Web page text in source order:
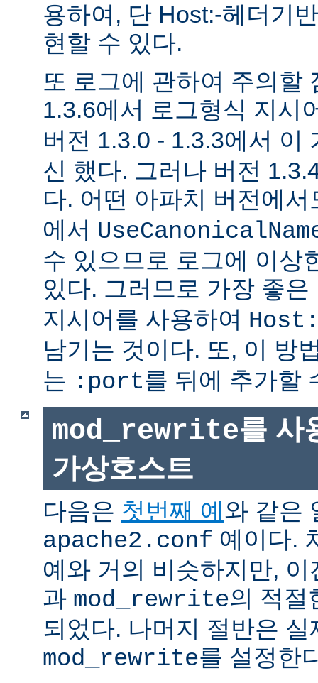
용하여, 단 Host:-헤더기
현할 수 있다.
또 로그에 관하여 주의할
1.3.6에서 로그형식 지시
버전 1.3.0 - 1.3.3에서 이
신 했다. 그러나 버전
다. 어떤 아파치 버전에
에서
수 있으므로 로그에 이상
있다. 그러므로 가장 좋
지시어를 사용하여
남기는 것이다. 또, 이 방
는 :port를 뒤에 추가할
mod_rewrite를 사
가상호스트
다음은 첫번째 예 와 같은
apache2.conf 예이다.
예와 거의 비슷하지만,
과 mod_rewrite의 적절
되었다. 나머지 절반은
mod_rewrite를 설정한